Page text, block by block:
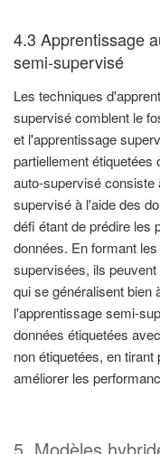
4.3 Apprentissage
semi-supervisé
Les techniques
supervisé comblent le
et l'apprentissage
partiellement étiquetées
auto-supervisé consiste
supervisé à l'aide des
défi étant de prédire les
données. En formant
supervisées, ils
qui se généralisent bien
l'apprentissage semi-
données étiquetées
non étiquetées, en
améliorer les